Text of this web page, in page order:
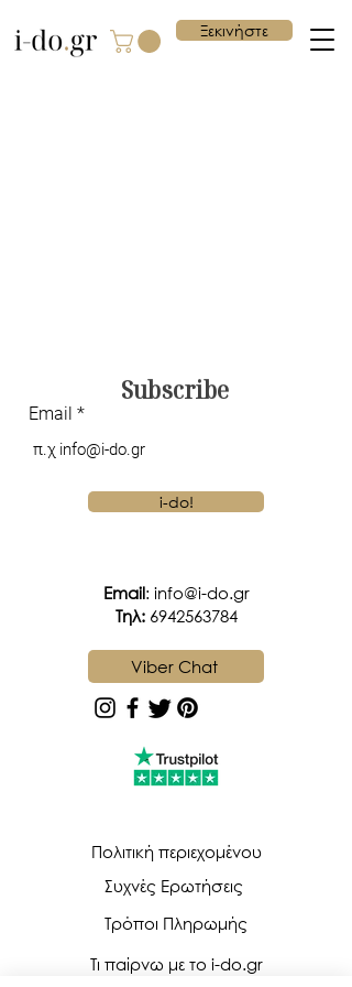
Ξεκινήστε
Subscribe
Email
i-do!
Email: info@i-do.gr
Tηλ: 6942563784
Viber Chat
Πολιτική περιεχομένου
Συχνές Ερωτήσεις
Τρόποι Πληρωμής
Τι παίρνω με το i-do.gr